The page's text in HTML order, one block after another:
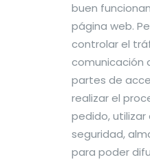
buen
página web.
controlar el
comunicación
partes de
realizar el
pedido,
seguridad,
para poder